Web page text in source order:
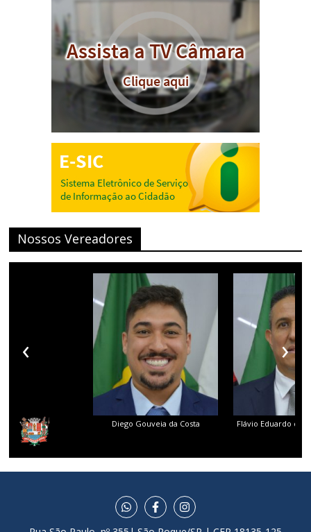
Nossos Vereadores
Diego Gouveia da Costa Flávio Eduardo dos
‹ ›